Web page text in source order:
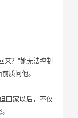
来？”她无法控制
质问他。
回家以后，不仅